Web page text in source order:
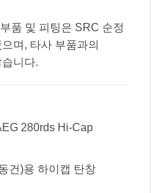
품 및 피팅은 SRC 순정
며, 타사 부품과의
니다.
280rds Hi-Cap
건)용 하이캡 탄창